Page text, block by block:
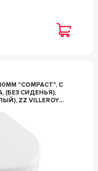
"COMPACT", С
СИДЕНЬЯ),